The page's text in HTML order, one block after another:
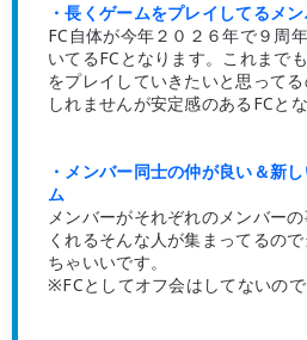
・長くゲームをプレイしてるメ
FC自体が今年２０２６年で９周
いてるFCとなります。これまで
をプレイしていきたいと思って
しれませんが安定感のあるFCとな
・メンバー同士の仲が良い＆新
ム
メンバーがそれぞれのメンバー
くれるそんな人が集まってるの
ちゃいいです。
※FCとしてオフ会はしてないの